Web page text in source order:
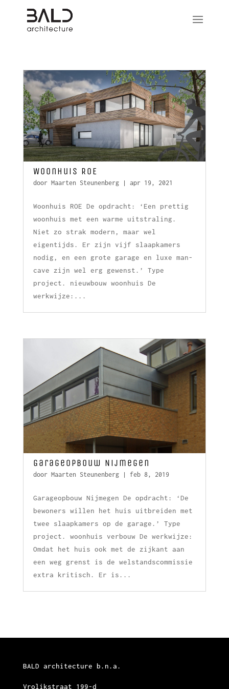
Woonhuis ROE
door Maarten Steunenberg| apr 19, 2021
Woonhuis ROE De opdracht: ‘Een prettig
woonhuis met een warme uitstraling.
Niet zo strak modern, maar wel
eigentijds. Er zijn vijf slaapkamers
nodig, en een grote garage en luxe man-
cave zijn wel erg gewenst.’ Type
project. nieuwbouw woonhuis De
werkwijze:...
Garageopbouw Nijmegen
door Maarten Steunenberg| feb 8, 2019
Garageopbouw Nijmegen De opdracht: ‘De
bewoners willen het huis uitbreiden met
twee slaapkamers op de garage.’ Type
project. woonhuis verbouw De werkwijze:
Omdat het huis ook met de zijkant aan
een weg grenst is de welstandscommissie
extra kritisch. Er is...
BALD architecture b.n.a.
Vrolikstraat 199-d